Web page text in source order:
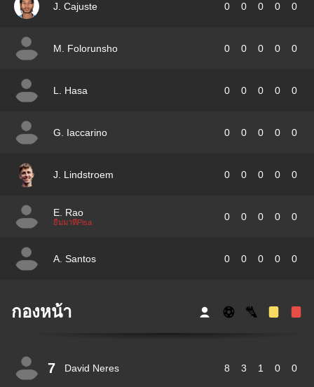
J. Cajuste 0 0 0 0 0
M. Folorunsho 0 0 0 0 0
L. Hasa 0 0 0 0 0
G. Iaccarino 0 0 0 0 0
J. Lindstroem 0 0 0 0 0
E. Rao
ยืมมาที่Pisa 0 0 0 0 0
A. Santos 0 0 0 0 0
กองหน้า
7 David Neres 8 3 1 0 0